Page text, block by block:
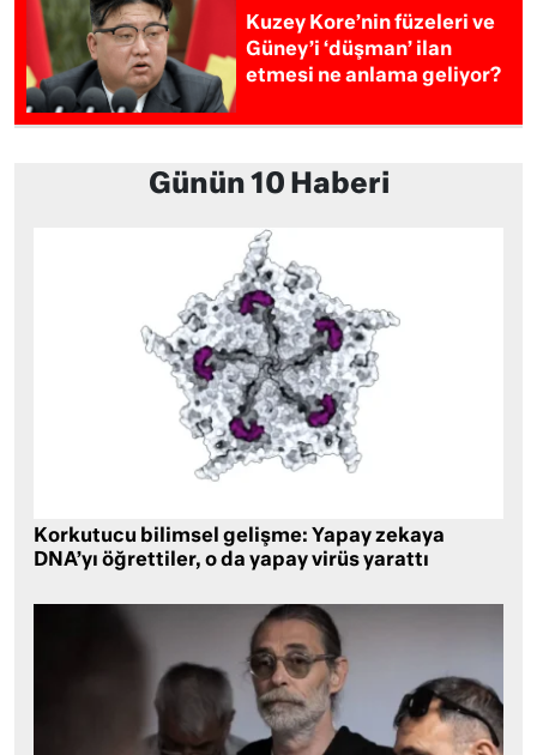
Kuzey Kore’nin füzeleri ve
Güney’i ‘düşman’ ilan
etmesi ne anlama geliyor?
Günün 10 Haberi
Korkutucu bilimsel gelişme: Yapay zekaya
DNA’yı öğrettiler, o da yapay virüs yarattı